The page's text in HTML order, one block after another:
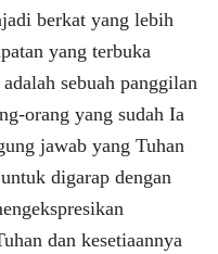
berkat yang lebih
yang terbuka
sebuah panggilan
orang yang sudah Ia
jawab yang Tuhan
digarap dengan
dan kesetiaannya